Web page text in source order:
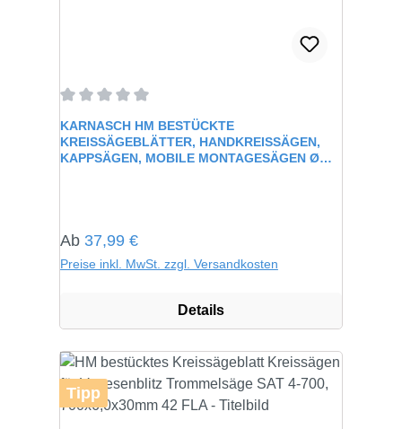
Durchschnittliche Bewertung von 0 von 5 Sternen
KARNASCH HM BESTÜCKTE
KREISSÄGEBLÄTTER, HANDKREISSÄGEN,
KAPPSÄGEN, MOBILE MONTAGESÄGEN Ø
Regulärer Preis:
Ab 37,99 €
Preise inkl. MwSt. zzgl. Versandkosten
Details
Tipp